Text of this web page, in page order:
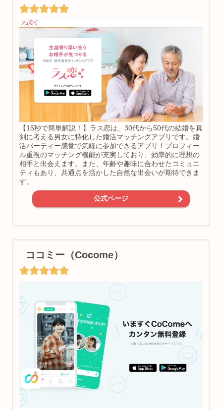
【15秒で簡単解説！】ラス恋は、30代から50代の結婚を真
剣に考える男女に特化した婚活マッチングアプリです。婚
活パーティー感覚で気軽に参加できるアプリ！プロフィー
ル重視のマッチング機能が充実しており、効率的に理想の
相手と出会えます。また、年齢や趣味に合わせたコミュニ
ティもあり、共通点を活かした自然な出会いが期待できま
す。
公式ページ
ココミー（Cocome）